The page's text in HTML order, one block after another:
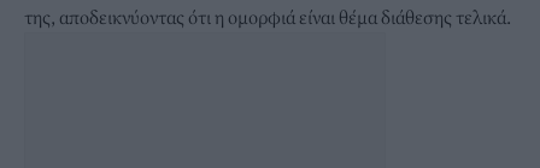
της, αποδεικνύοντας ότι η ομορφιά είναι θέμα διάθεσης τελικά.